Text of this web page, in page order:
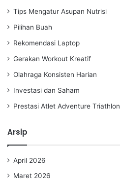
Tips Mengatur Asupan Nutrisi
Pilihan Buah
Rekomendasi Laptop
Gerakan Workout Kreatif
Olahraga Konsisten Harian
Investasi dan Saham
Prestasi Atlet Adventure Triathlon
Arsip
April 2026
Maret 2026